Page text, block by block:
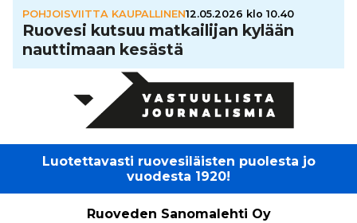
POHJOISVIITTA KAUPALLINEN12.05.2026 klo 10.40
Ruovesi kutsuu mat­kai­li­jan kylään
naut­ti­maan kesästä
Luotettavasti ruovesiläisten puolesta jo
vuodesta 1920!
Ruoveden Sanomalehti Oy